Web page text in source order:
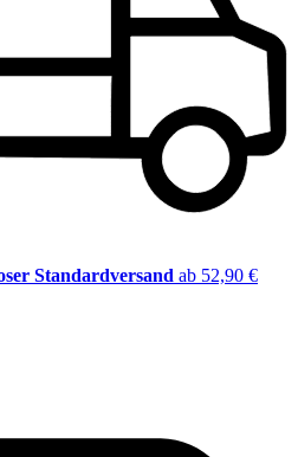
Standardversand ab 52,90 €